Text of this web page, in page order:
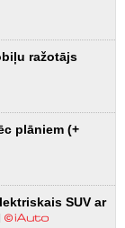
ražotājs
plāniem (+
SUV ar